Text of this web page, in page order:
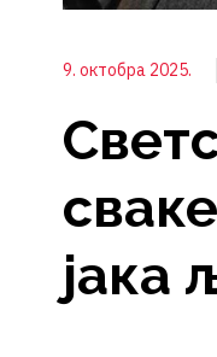
9. октобра 2025.
јака